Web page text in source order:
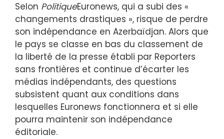
Selon PolitiqueEuronews, qui a subi des «
changements drastiques », risque de perdre
son indépendance en Azerbaïdjan. Alors que
le pays se classe en bas du classement de
la liberté de la presse établi par Reporters
sans frontières et continue d’écarter les
médias indépendants, des questions
subsistent quant aux conditions dans
lesquelles Euronews fonctionnera et si elle
pourra maintenir son indépendance
éditoriale.